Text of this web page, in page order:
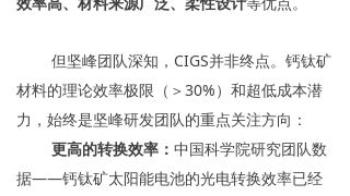
但坚峰团队深知，CIGS并非终点。钙钛矿
材料的理论效率极限（＞30%）和超低成本潜
力，始终是坚峰研发团队的重点关注方向：
更高的转换效率： 中国科学院研究团队数
据——钙钛矿太阳能电池的光电转换效率已经